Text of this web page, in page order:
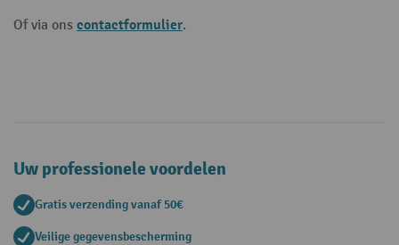
Of via ons contactformulier.
Uw professionele voordelen
Gratis verzending vanaf 50€
Veilige gegevensbescherming